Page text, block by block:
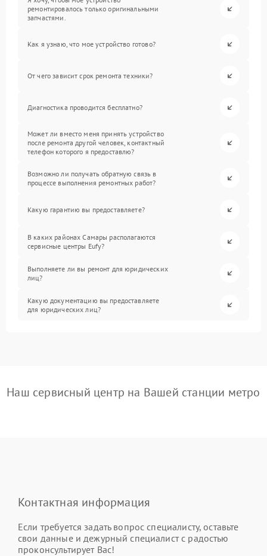
ремонтировалось только оригинальными
запчастями.
Как я узнаю, что мое устройство готово?
От чего зависит срок ремонта техники?
Диагностика проводится бесплатно?
Может ли вместо меня принять устройство
после ремонта другой человек, контактный
телефон которого я предоставлю?
Возможно ли получать обратную связь в
процессе выполнения ремонтных работ?
Какую гарантию вы предоставляете?
В каких районах Самары располагаются
сервисные центры Eufy?
Выполняете ли вы ремонт для юридических
лиц?
Какую документацию вы предоставляете
для юридических лиц?
Наш сервисный центр на Вашей станции метро
Контактная информация
Если требуется задать вопрос специалисту, оставьте
свои данные и дежурный специалист с радостью
проконсультирует Вас!